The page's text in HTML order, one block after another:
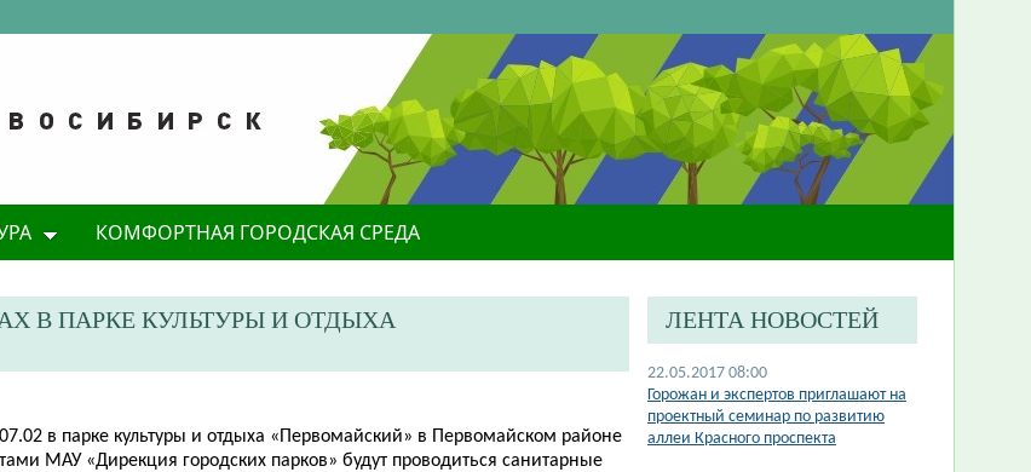
КОМФОРТНАЯ ГОРОДСКАЯ СРЕДА
В ПАРКЕ КУЛЬТУРЫ И ОТДЫХА
в парке культуры и отдыха «Первомайский» в Первомайском районе
МАУ «Дирекция городских парков» будут проводиться санитарные
ЛЕНТА НОВОСТЕЙ
22.05.2017 08:00
Горожан и экспертов приглашают на
проектный семинар по развитию
аллеи Красного проспекта